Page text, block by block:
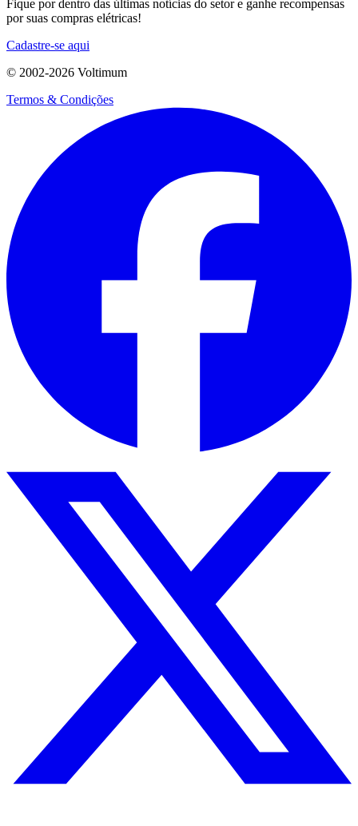
Fique por dentro das últimas notícias do setor e ganhe recompensas
por suas compras elétricas!
Cadastre-se aqui
© 2002-2026 Voltimum
Termos & Condições